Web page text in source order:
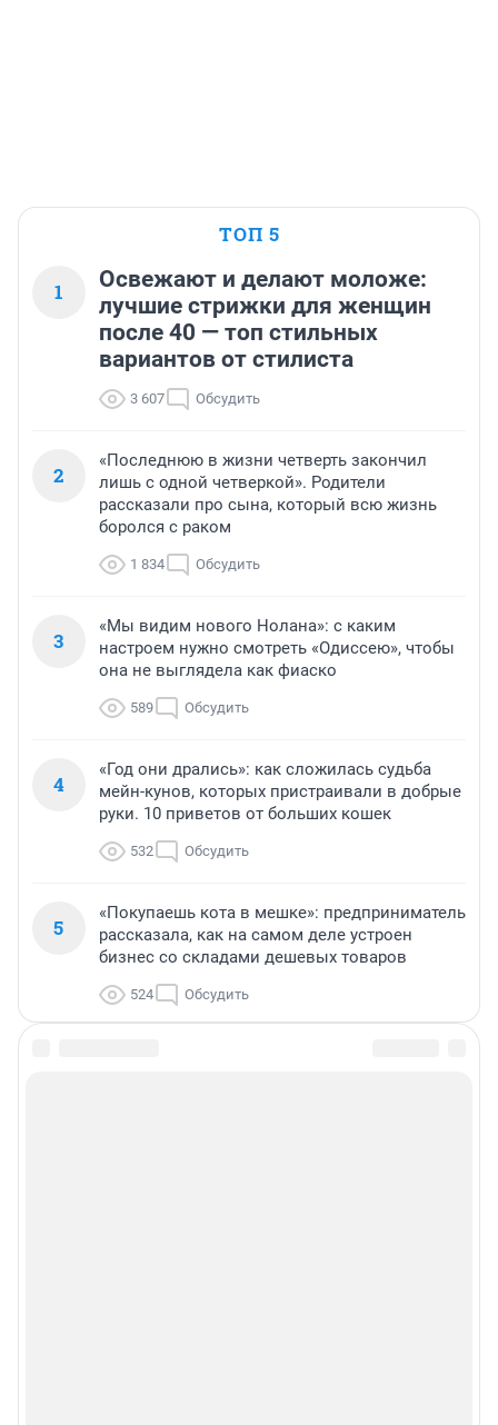
ТОП 5
1
Освежают и делают моложе:
лучшие стрижки для женщин
после 40 — топ стильных
вариантов от стилиста
3 607 Обсудить
2
«Последнюю в жизни четверть закончил
лишь с одной четверкой». Родители
рассказали про сына, который всю жизнь
боролся с раком
1 834 Обсудить
3
«Мы видим нового Нолана»: с каким
настроем нужно смотреть «Одиссею», чтобы
она не выглядела как фиаско
589 Обсудить
4
«Год они дрались»: как сложилась судьба
мейн-кунов, которых пристраивали в добрые
руки. 10 приветов от больших кошек
532 Обсудить
5
«Покупаешь кота в мешке»: предприниматель
рассказала, как на самом деле устроен
бизнес со складами дешевых товаров
524 Обсудить